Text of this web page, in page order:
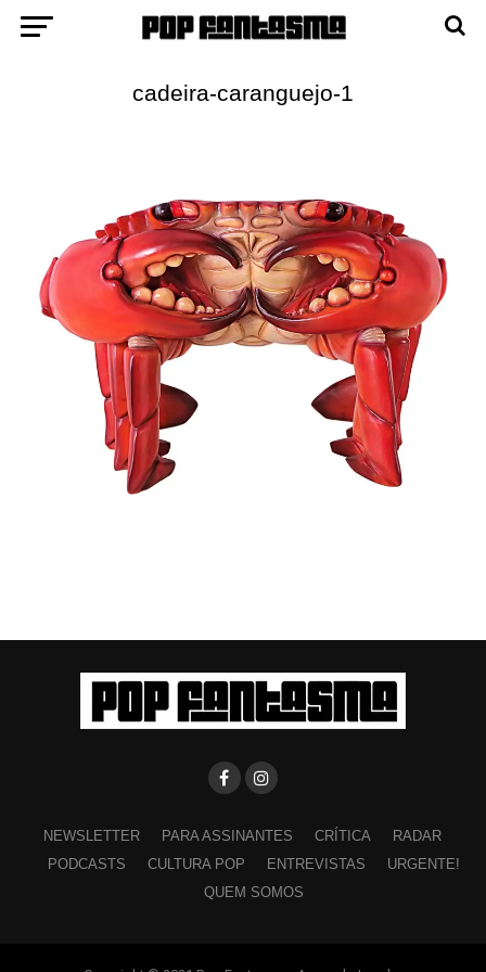
cadeira-caranguejo-1
NEWSLETTER PARA ASSINANTES CRÍTICA
RADAR
PODCASTS
CULTURA POP ENTREVISTAS
URGENTE!
QUEM SOMOS